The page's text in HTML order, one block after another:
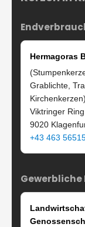
Hermagoras
Grablichte,
Kirchenkerzen)
Viktringer
9020
+43 463
Gewerbliche